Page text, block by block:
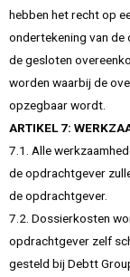
hebben het recht op
ondertekening van de
de gesloten
worden waarbij de
opzegbaar wordt.
ARTIKEL 7:
7.1. Alle
de opdrachtgever
de opdrachtgever.
7.2. Dossierkosten
opdrachtgever zelf
gesteld bij Debtt